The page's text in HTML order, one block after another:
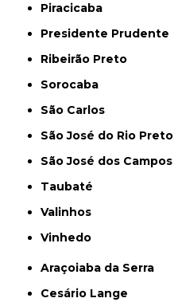
Piracicaba
Presidente Prudente
Ribeirão Preto
Sorocaba
São Carlos
São José do Rio Preto
São José dos Campos
Taubaté
Valinhos
Vinhedo
Araçoiaba da Serra
Cesário Lange